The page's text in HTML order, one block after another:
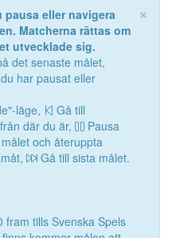
×
pausa eller navigera
Matcherna rättas om
utvecklade sig.
det senaste målet,
har pausat eller
läge,
Gå till
där du är,
Pausa
och återuppta
Gå till sista målet.
fram tills Svenska Spels